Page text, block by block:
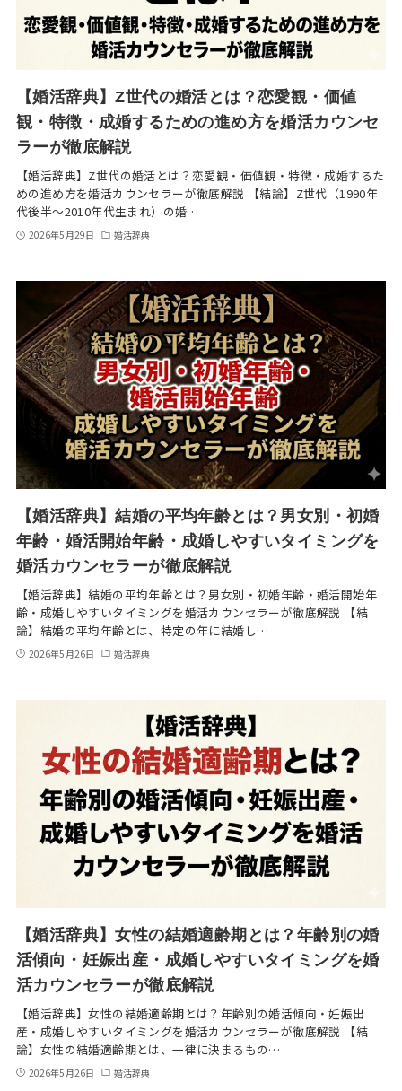
【婚活辞典】Z世代の婚活とは？恋愛観・価値
観・特徴・成婚するための進め方を婚活カウンセ
ラーが徹底解説
【婚活辞典】Z世代の婚活とは？恋愛観・価値観・特徴・成婚するた
めの進め方を婚活カウンセラーが徹底解説 【結論】Z世代（1990年
代後半〜2010年代生まれ）の婚…
2026年5月29日 婚活辞典
【婚活辞典】結婚の平均年齢とは？男女別・初婚
年齢・婚活開始年齢・成婚しやすいタイミングを
婚活カウンセラーが徹底解説
【婚活辞典】結婚の平均年齢とは？男女別・初婚年齢・婚活開始年
齢・成婚しやすいタイミングを婚活カウンセラーが徹底解説 【結
論】結婚の平均年齢とは、特定の年に結婚し…
2026年5月26日 婚活辞典
【婚活辞典】女性の結婚適齢期とは？年齢別の婚
活傾向・妊娠出産・成婚しやすいタイミングを婚
活カウンセラーが徹底解説
【婚活辞典】女性の結婚適齢期とは？年齢別の婚活傾向・妊娠出
産・成婚しやすいタイミングを婚活カウンセラーが徹底解説 【結
論】女性の結婚適齢期とは、一律に決まるもの…
2026年5月26日 婚活辞典